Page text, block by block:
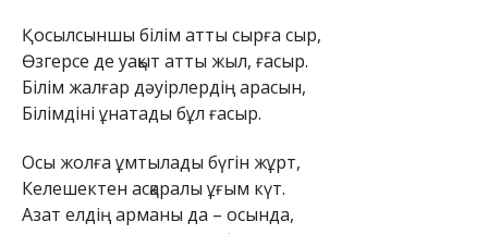
Қосылсыншы білім атты сырға сыр,
Өзгерсе де уақыт атты жыл, ғасыр.
Білім жалғар дәуірлердің арасын,
Білімдіні ұнатады бұл ғасыр.
Осы жолға ұмтылады бүгін жұрт,
Келешектен асқаралы ұғым күт.
Азат елдің арманы да – осында,